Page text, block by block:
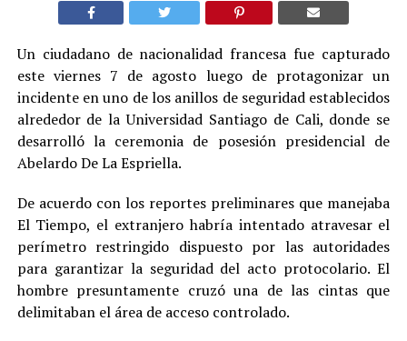
Un ciudadano de nacionalidad francesa fue capturado
este viernes 7 de agosto luego de protagonizar un
incidente en uno de los anillos de seguridad establecidos
alrededor de la Universidad Santiago de Cali, donde se
desarrolló la ceremonia de posesión presidencial de
Abelardo De La Espriella.
De acuerdo con los reportes preliminares que manejaba
El Tiempo, el extranjero habría intentado atravesar el
perímetro restringido dispuesto por las autoridades
para garantizar la seguridad del acto protocolario. El
hombre presuntamente cruzó una de las cintas que
delimitaban el área de acceso controlado.